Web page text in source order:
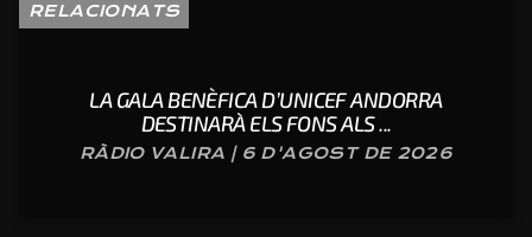
RELACIONATS
LA GALA BENÈFICA D’UNICEF ANDORRA
DESTINARÀ ELS FONS ALS ...
RÀDIO VALIRA | 6 D'AGOST DE 2026